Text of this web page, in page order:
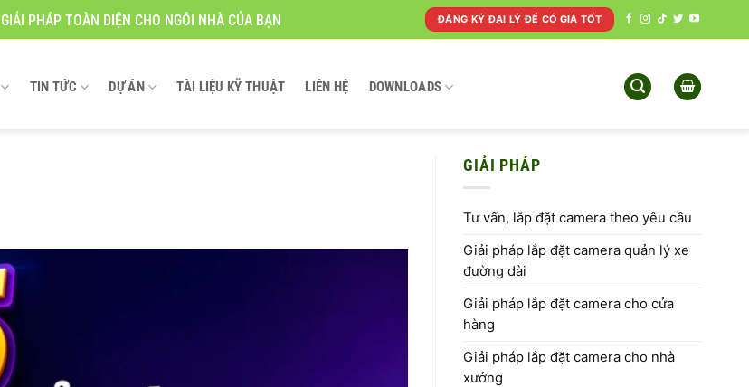
GIẢI PHÁP TOÀN DIỆN CHO NGÔI NHÀ CỦA BẠN ĐĂNG KÝ ĐẠI LÝ ĐỂ CÓ GIÁ TỐT
TIN TỨC DỰ ÁN TÀI LIỆU KỸ THUẬT LIÊN HỆ DOWNLOADS
GIẢI PHÁP
Tư vấn, lắp đặt camera theo yêu cầu
Giải pháp lắp đặt camera quản lý xe
đường dài
Giải pháp lắp đặt camera cho cửa
hàng
Giải pháp lắp đặt camera cho nhà
xưởng